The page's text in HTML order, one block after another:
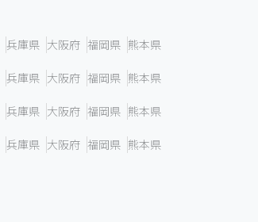
兵庫県 大阪府 福岡県 熊本県
兵庫県 大阪府 福岡県 熊本県
兵庫県 大阪府 福岡県 熊本県
兵庫県 大阪府 福岡県 熊本県